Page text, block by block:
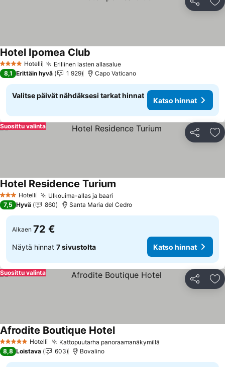
Jaa
4 Tähtiluokitus
Hotelli Erillinen lasten allasalue
Hotel Ipomea Club
8,1 Erittäin hyvä 1 929 Capo Vaticano
Valitse päivät nähdäksesi tarkat hinnat
Katso hinnat
Jaa
Suosittu valinta
3 Tähtiluokitus
Hotelli Ulkouima-allas ja baari
Hotel Residence Turium
7,5 Hyvä 860 Santa Maria del Cedro
Alkaen 72 €
Näytä hinnat 7 sivustolta Katso hinnat
Jaa
Suosittu valinta
5 Tähtiluokitus
Hotelli Kattopuutarha panoraamanäkymillä
Afrodite Boutique Hotel
8,8 Loistava 603 Bovalino